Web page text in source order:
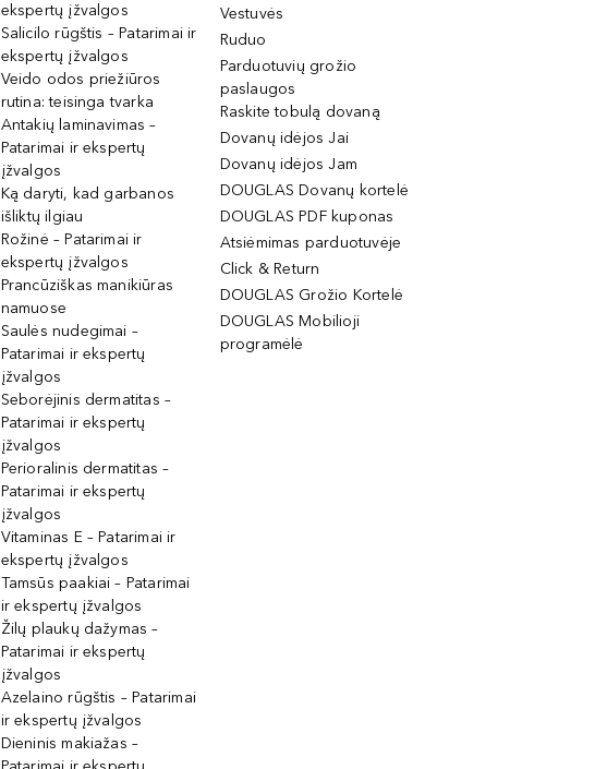
ekspertų įžvalgos
Salicilo rūgštis – Patarimai ir
ekspertų įžvalgos
Veido odos priežiūros
rutina: teisinga tvarka
Antakių laminavimas –
Patarimai ir ekspertų
įžvalgos
Ką daryti, kad garbanos
išliktų ilgiau
Rožinė – Patarimai ir
ekspertų įžvalgos
Prancūziškas manikiūras
namuose
Saulės nudegimai –
Patarimai ir ekspertų
įžvalgos
Seborėjinis dermatitas –
Patarimai ir ekspertų
įžvalgos
Perioralinis dermatitas –
Patarimai ir ekspertų
įžvalgos
Vitaminas E – Patarimai ir
ekspertų įžvalgos
Tamsūs paakiai – Patarimai
ir ekspertų įžvalgos
Žilų plaukų dažymas –
Patarimai ir ekspertų
įžvalgos
Azelaino rūgštis – Patarimai
ir ekspertų įžvalgos
Dieninis makiažas –
Vestuvės
Ruduo
Parduotuvių grožio
paslaugos
Raskite tobulą dovaną
Dovanų idėjos Jai
Dovanų idėjos Jam
DOUGLAS Dovanų kortelė
DOUGLAS PDF kuponas
Atsiėmimas parduotuvėje
Click & Return
DOUGLAS Grožio Kortelė
DOUGLAS Mobilioji
programėlė